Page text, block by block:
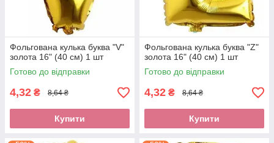
Фольгована кулька буква "V"
золота 16" (40 см) 1 шт
Готово до відправки
4,32 ₴ 8,64 ₴
Купити
Фольгована кулька буква "Z"
золота 16" (40 см) 1 шт
Готово до відправки
4,32 ₴ 8,64 ₴
Купити